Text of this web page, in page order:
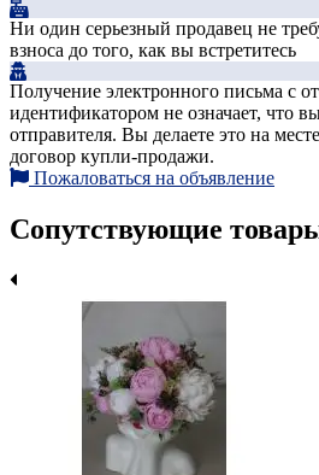
Ни один серьезный продавец не
взноса до того, как вы встретитесь
Получение электронного письма с
идентификатором не означает, что
отправителя. Вы делаете это на
договор купли-продажи.
Пожаловаться на объявление
Сопутствующие